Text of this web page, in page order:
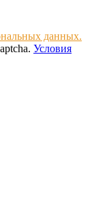
данных.
Условия